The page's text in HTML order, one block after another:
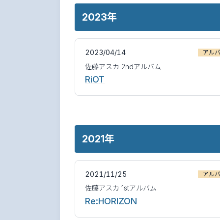
2023年
2023/04/14 アル
佐藤アスカ 2ndアルバム
RiOT
2021年
2021/11/25 アル
佐藤アスカ 1stアルバム
Re:HORIZON